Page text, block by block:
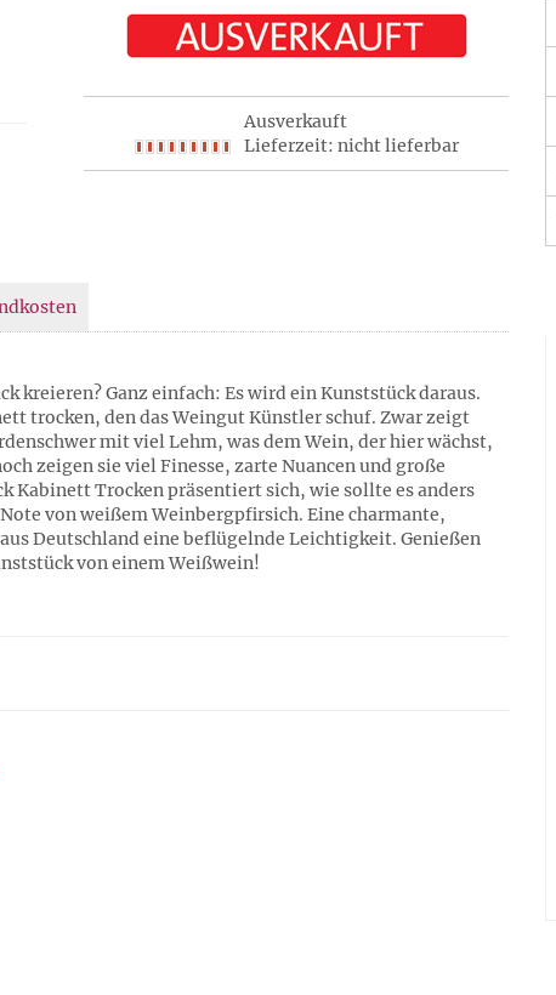
Ausverkauft
Lieferzeit: nicht lieferbar
kreieren? Ganz einfach: Es wird ein Kunststück daraus.
trocken, den das Weingut Künstler schuf. Zwar zeigt
mit viel Lehm, was dem Wein, der hier wächst,
zeigen sie viel Finesse, zarte Nuancen und große
Kabinett Trocken präsentiert sich, wie sollte es anders
von weißem Weinbergpfirsich. Eine charmante,
Deutschland eine beflügelnde Leichtigkeit. Genießen
von einem Weißwein!